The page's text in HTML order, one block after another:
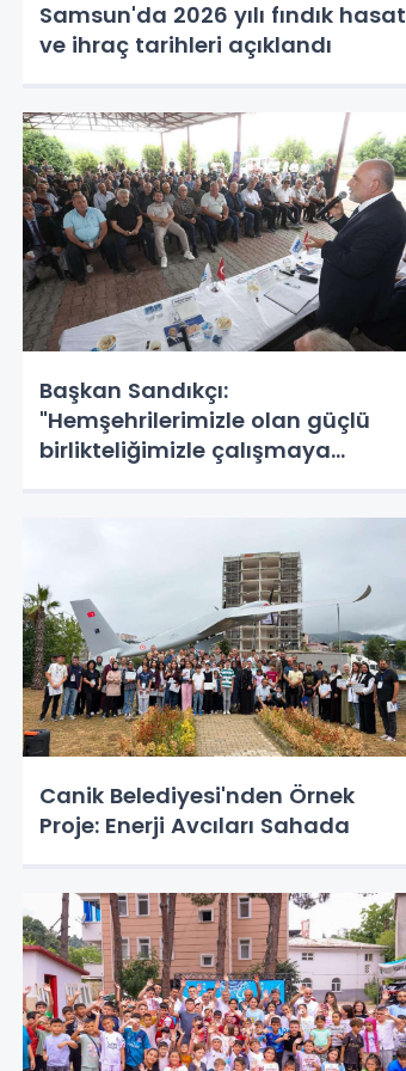
Samsun'da 2026 yılı fındık hasat
ve ihraç tarihleri açıklandı
Başkan Sandıkçı:
"Hemşehrilerimizle olan güçlü
birlikteliğimizle çalışmaya
Canik Belediyesi'nden Örnek
Proje: Enerji Avcıları Sahada